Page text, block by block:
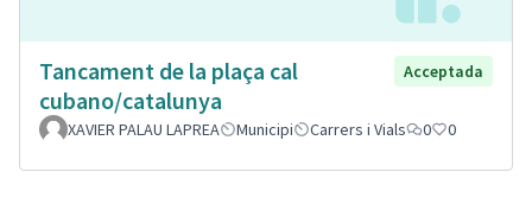
Tancament de la plaça cal
cubano/catalunya
Acceptada
XAVIER PALAU LAPREA Municipi Carrers i Vials 0 0